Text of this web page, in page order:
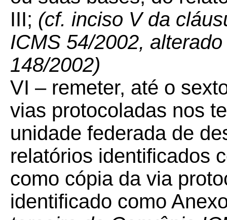
III; (cf. inciso V da
ICMS 54/2002,
148/2002)
VI – remeter, até o
vias protocoladas nos
unidade federada de
relatórios identificados
como cópia da via
identificado como